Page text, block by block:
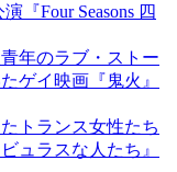
『Four Seasons 四
年のラブ・ストー
ゲイ映画『鬼火』
トランス女性たち
ュラスな人たち』